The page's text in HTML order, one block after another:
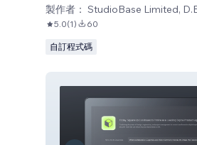
製作者： StudioBase Limited,
5.0(1) 60
自訂程式碼